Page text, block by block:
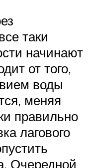
таки
начинают
от того,
воды
меняя
правильно
лагового
Очередной